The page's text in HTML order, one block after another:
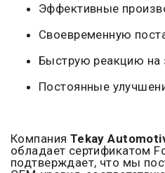
Эффективные
Своевременную
Быструю реакцию на
Постоянные
Компания Tekay
обладает сертификатом
подтверждает, что мы